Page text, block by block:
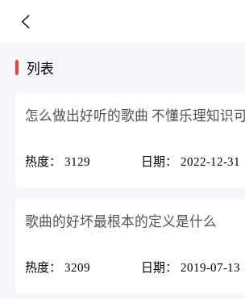
列表
怎么做出好听的歌曲 不懂乐理知识
热度： 3129 日期： 2022-12-31
歌曲的好坏最根本的定义是什么
热度： 3209 日期： 2019-07-13